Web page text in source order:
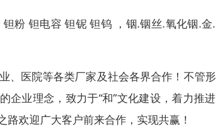
粉 钽电容 钽铌 钽钨 ，铟.铟丝.氧化铟.金
、医院等各类厂家及社会各界合作！不管
企业理念，致力于“和”文化建设，着力推
欢迎广大客户前来合作，实现共赢！